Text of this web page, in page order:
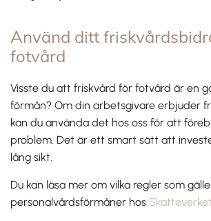
Använd ditt
fotvård
Visste du att friskvård för fotvård är en
förmån? Om din arbetsgivare erbjuder
kan du använda det hos oss för att
problem. Det är ett smart sätt att
lång sikt.
Du kan läsa mer om vilka regler som
personalvårdsförmåner hos Skatteverket